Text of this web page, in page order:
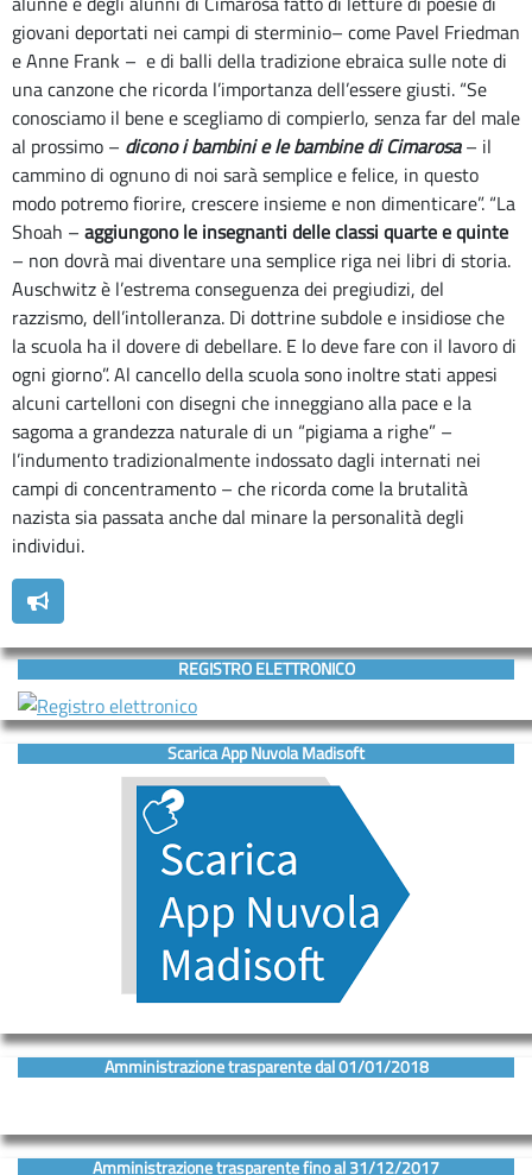
giovani deportati nei campi di sterminio– come Pavel Friedman
e Anne Frank – e di balli della tradizione ebraica sulle note di
una canzone che ricorda l’importanza dell’essere giusti. “Se
conosciamo il bene e scegliamo di compierlo, senza far del male
al prossimo – dicono i bambini e le bambine di Cimarosa– il
cammino di ognuno di noi sarà semplice e felice, in questo
modo potremo fiorire, crescere insieme e non dimenticare”. “La
Shoah – aggiungono le insegnanti delle classi quarte e quinte
– non dovrà mai diventare una semplice riga nei libri di storia.
Auschwitz è l’estrema conseguenza dei pregiudizi, del
razzismo, dell’intolleranza. Di dottrine subdole e insidiose che
la scuola ha il dovere di debellare. E lo deve fare con il lavoro di
ogni giorno”. Al cancello della scuola sono inoltre stati appesi
alcuni cartelloni con disegni che inneggiano alla pace e la
sagoma a grandezza naturale di un “pigiama a righe” –
l’indumento tradizionalmente indossato dagli internati nei
campi di concentramento – che ricorda come la brutalità
nazista sia passata anche dal minare la personalità degli
individui.
REGISTRO ELETTRONICO
Scarica App Nuvola Madisoft
Amministrazione trasparente dal 01/01/2018
Amministrazione trasparente fino al 31/12/2017